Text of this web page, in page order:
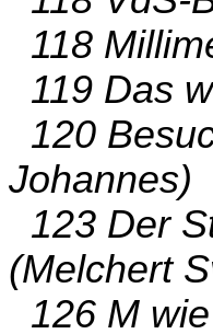
118
119 Das
120
Johannes)
123 Der
(Melchert
126 M